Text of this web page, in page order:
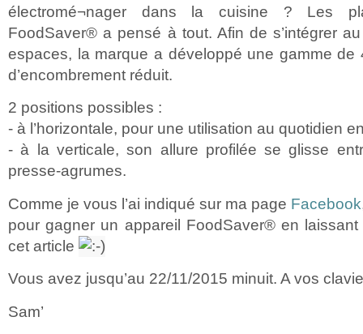
électromé¬nager dans la cuisine ? Les
FoodSaver® a pensé à tout. Afin de s’intégrer
espaces, la marque a développé une gamme de
d’encombrement réduit.
2 positions possibles :
- à l’horizontale, pour une utilisation au quotidien
- à la verticale, son allure profilée se glisse
presse-agrumes.
Comme je vous l’ai indiqué sur ma page Facebook
pour gagner un appareil FoodSaver® en
cet article
Vous avez jusqu’au 22/11/2015 minuit. A vos
Sam’